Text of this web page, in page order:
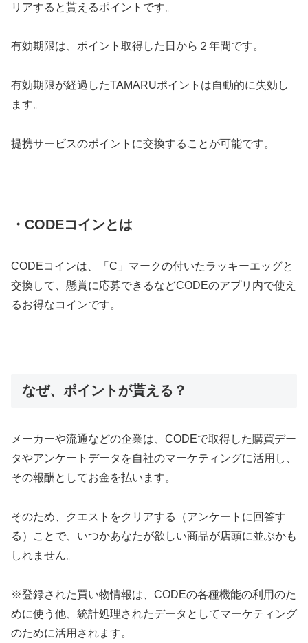
リアすると貰えるポイントです。
有効期限は、ポイント取得した日から２年間です。
有効期限が経過したTAMARUポイントは自動的に失効し
ます。
提携サービスのポイントに交換することが可能です。
・CODEコインとは
CODEコインは、「C」マークの付いたラッキーエッグと
交換して、懸賞に応募できるなどCODEのアプリ内で使え
るお得なコインです。
なぜ、ポイントが貰える？
メーカーや流通などの企業は、CODEで取得した購買デー
タやアンケートデータを自社のマーケティングに活用し、
その報酬としてお金を払います。
そのため、クエストをクリアする（アンケートに回答す
る）ことで、いつかあなたが欲しい商品が店頭に並ぶかも
しれません。
※登録された買い物情報は、CODEの各種機能の利用のた
めに使う他、統計処理されたデータとしてマーケティング
のために活用されます。